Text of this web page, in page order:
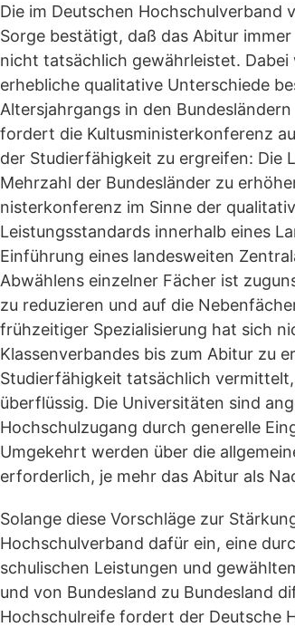
Die im Deutschen Hochschulverband
Sorge bestätigt, daß das Abitur
nicht tatsächlich gewährleistet.
erhebliche qualitative Unterschiede
Altersjahrgangs in den
fordert die Kultusministerkonferenz
der Studierfähigkeit zu ergreifen: Die
Mehrzahl der Bundesländer zu
nisterkonferenz im Sinne der
Leistungsstandards innerhalb eines
Einführung eines landesweiten
Abwählens einzelner Fächer ist
zu reduzieren und auf die
frühzeitiger Spezialisierung hat sich
Klassenverbandes bis zum Abitur zu
Studierfähigkeit tatsächlich
überflüssig. Die Universitäten sind
Hochschulzugang durch generelle
Umgekehrt werden über die
erforderlich, je mehr das Abitur als
Solange diese Vorschläge zur
Hochschulverband dafür ein, eine
schulischen Leistungen und
und von Bundesland zu Bundesland
Hochschulreife fordert der Deutsche